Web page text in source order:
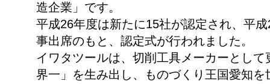
造企業」です。
平成26年度は新たに15社が認定され、平
事出席のもと、認定式が行われました。
イワタツールは、切削工具メーカーとし
界一」を生み出し、ものづくり王国愛知